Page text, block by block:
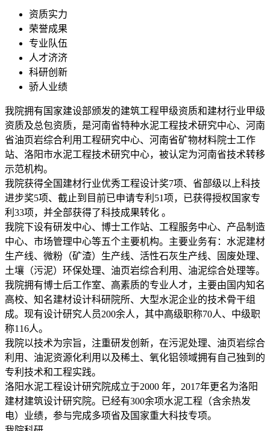
资质实力
荣誉成果
专业队伍
人才济济
科研创新
骄人业绩
我院拥有国家建设部颁发的建筑工程甲级资质和建材行业甲级
资质及总包资质，是河南省特种水泥工程技术研究中心、河南
省油页岩综合利用工程研究中心、河南省矿物材料院士工作
站、洛阳市水泥工程技术研究中心，被认定为河南省技术转移
示范机构。
我院获得全国建材行业优秀工程设计奖7项、省部级以上科技
进步奖5项、截止到目前已申请专利51项，已获得授权国家专
利33项，并全部获得了科技成果转化 。
我院下设有研发中心、博士工作站、工程服务中心、产品制造
中心、市场管理中心等五个主要机构。主要业务有：水泥建材
生产线、微粉（矿渣）生产线、活性石灰生产线、固废处理、
土壤（污泥）环保处理、油页岩综合利用、油泥综合处理等。
我院拥有博士后工作室、高素质的专业人才，主要由国内知名
高校、知名建材设计科研院所、大型水泥企业的技术骨干组
成。现有设计研究人员200余人，其中高级职称70人、中级职
称116人。
我院以技术为宗旨，注重研发创新，在污泥处理、油页岩综合
利用、油泥资源化利用以及稀土、氧化铝领域拥有自己独到的
专利技术和工程实践。
洛阳水泥工程设计研究院成立于2000 年，2017年更名为洛阳
建材建筑设计研究院。已经有300余项水泥工程（含余热发
电）业绩，参与完成多项省及国家重大科技专项。